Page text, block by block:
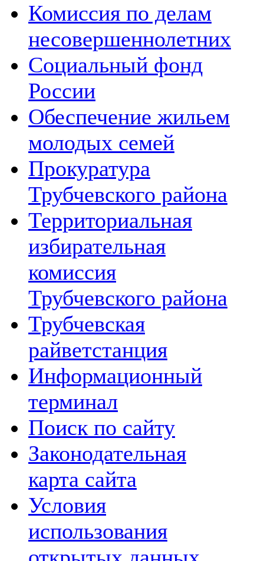
Комиссия по делам
несовершеннолетних
Социальный фонд
России
Обеспечение жильем
молодых семей
Прокуратура
Трубчевского района
Территориальная
избирательная
комиссия
Трубчевского района
Трубчевская
райветстанция
Информационный
терминал
Поиск по сайту
Законодательная
карта сайта
Условия
использования